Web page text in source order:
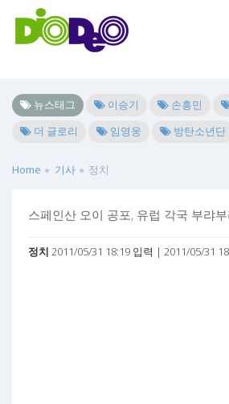
뉴스태그 이승기 손흥민
더 글로리
임영웅 방탄소년단
Home 기사 정치
스페인산 오이 공포, 유럽 각국 부랴
정치 2011/05/31 18:19 입력 | 2011/05/31